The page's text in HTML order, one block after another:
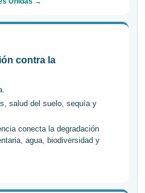
contra la
salud del suelo, sequía y
conecta la degradación
agua, biodiversidad y